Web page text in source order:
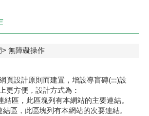
無障礙操作
頁設計原則而建置，增設導盲磚(:::)設
更方便，設計方式為：
結區，此區塊列有本網站的主要連結。
結區，此區塊列有本網站的次要連結。